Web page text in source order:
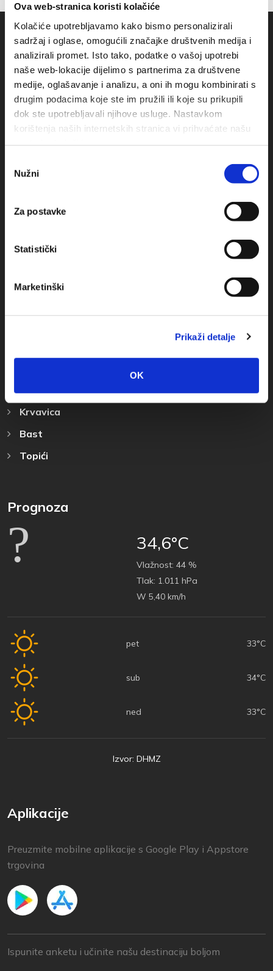
Ova web-stranica koristi kolačiće
Kolačiće upotrebljavamo kako bismo personalizirali
sadržaj i oglase, omogućili značajke društvenih medija i
analizirali promet. Isto tako, podatke o vašoj upotrebi
naše web-lokacije dijelimo s partnerima za društvene
medije, oglašavanje i analizu, a oni ih mogu kombinirati s
drugim podacima koje ste im pružili ili koje su prikupili
dok ste upotrebljavali njihove usluge. Nastavkom
korištenja naših internetskih stranica vi prihvaćate našu
pristanka
Nužni
Za postavke
Statistički
Marketinški
Prikaži detalje
OK
info@baskavoda.hr
Otkrijte Destinaciju
Krvavica
Bast
Topići
Prognoza
34,6°C
Vlažnost: 44 %
Tlak: 1.011 hPa
W 5,40 km/h
pet 33°C
sub 34°C
ned 33°C
Izvor: DHMZ
Aplikacije
Preuzmite mobilne aplikacije s Google Play i Appstore
trgovina
Ispunite anketu i učinite našu destinaciju boljom